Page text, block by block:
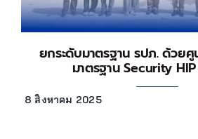
ยกระดับมาตรฐาน รปภ. ด้วย
มาตรฐาน Security
8 สิงหาคม 2025